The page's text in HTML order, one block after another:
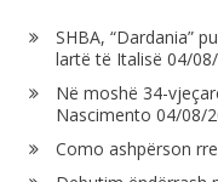
SHBA, “Dardania”
lartë të Italisë 04/
Në moshë 34-
Nascimento 04/08/
Como ashpërson